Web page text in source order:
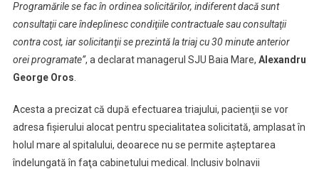
Secţii
Medicale
Programările se fac în ordinea solicitărilor, indiferent dacă sunt
consultaţii care îndeplinesc condiţiile contractuale sau consultaţii
contra cost, iar solicitanţii se prezintă la triaj cu 30 minute anterior
orei programate”, a declarat managerul SJU Baia Mare, Alexandru
George Oros
Acesta a precizat că după efectuarea triajului, pacienţii se vor
adresa fişierului alocat pentru specialitatea solicitată, amplasat în
holul mare al spitalului, deoarece nu se permite aşteptarea
îndelungată în faţa cabinetului medical. Inclusiv bolnavii